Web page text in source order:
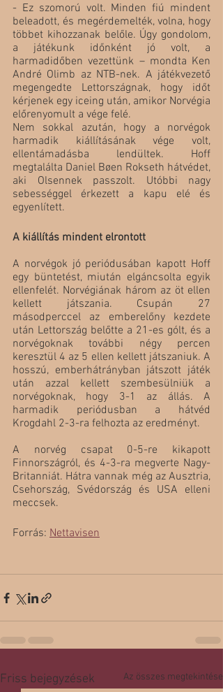
- Ez szomorú volt. Minden fiú mindent
beleadott, és megérdemelték, volna, hogy
többet kihozzanak belőle. Úgy gondolom,
a játékunk időnként jó volt, a
harmadidőben vezettünk – mondta Ken
André Olimb az NTB-nek. A játékvezető
megengedte Lettországnak, hogy időt
kérjenek egy iceing után, amikor Norvégia
előrenyomult a vége felé.
Nem sokkal azután, hogy a norvégok
harmadik kiállításának vége volt,
ellentámadásba lendültek. Hoff
megtalálta Daniel Bøen Rokseth hátvédet,
aki Olsennek passzolt. Utóbbi nagy
sebességgel érkezett a kapu elé és
egyenlített.
A kiállítás mindent elrontott
A norvégok jó periódusában kapott Hoff
egy büntetést, miután elgáncsolta egyik
ellenfelét. Norvégiának három az öt ellen
kellett játszania. Csupán 27
másodperccel az emberelőny kezdete
után Lettország belőtte a 21-es gólt, és a
norvégoknak további négy percen
keresztül 4 az 5 ellen kellett játszaniuk. A
hosszú, emberhátrányban játszott játék
után azzal kellett szembesülniük a
norvégoknak, hogy 3-1 az állás. A
harmadik periódusban a hátvéd
Krogdahl 2-3-ra felhozta az eredményt.
A norvég csapat 0-5-re kikapott
Finnországról, és 4-3-ra megverte Nagy-
Britanniát. Hátra vannak még az Ausztria,
Csehország, Svédország és USA elleni
meccsek.
Forrás: Nettavisen
Friss bejegyzések Az összes megtekintése